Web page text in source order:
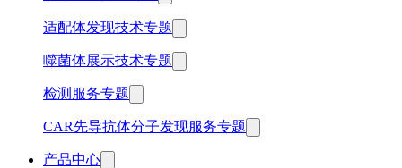
适配体发现技术专题
噬菌体展示技术专题
检测服务专题
CAR先导抗体分子发现服务专题
产品中心